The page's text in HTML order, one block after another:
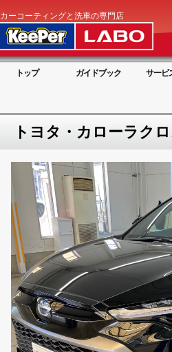
カーコーティングと洗車の専門店
トップ ガイドブック サービ
トヨタ・カローラク